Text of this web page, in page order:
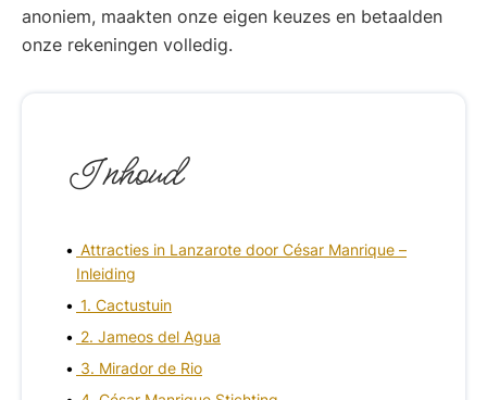
anoniem, maakten onze eigen keuzes en betaalden
onze rekeningen volledig.
Inhoud
Attracties in Lanzarote door César Manrique –
Inleiding
1. Cactustuin
2. Jameos del Agua
3. Mirador de Rio